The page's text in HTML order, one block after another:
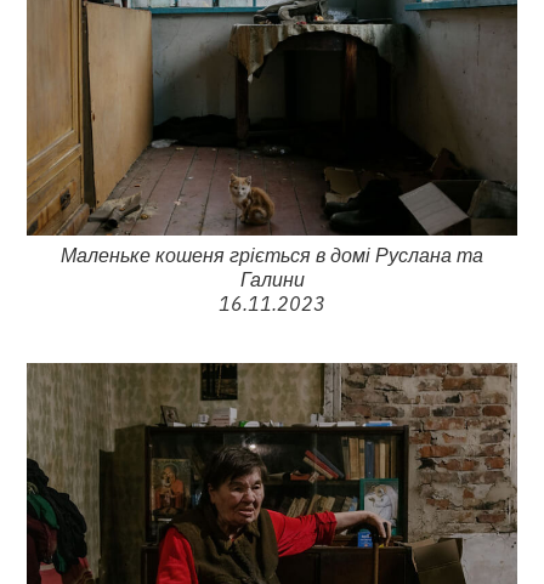
Маленьке кошеня гріється в домі Руслана та
Галини
16.11.2023